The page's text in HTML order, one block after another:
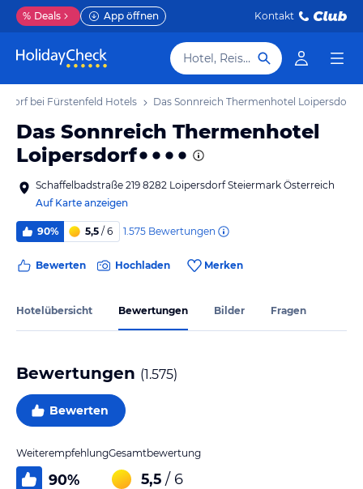
% Deals App öffnen Kontakt
Hotel, Reiseziel
bei Fürstenfeld Hotels Das Sonnreich Thermenhotel Loipersdorf
Das Sonnreich Thermenhotel
Loipersdorf
Schaffelbadstraße 219 8282 Loipersdorf Steiermark Österreich
Auf Karte anzeigen
90% 5,5 / 6 1.575 Bewertungen
Bewerten Hochladen Merken
Hotelübersicht Bewertungen Bilder Fragen
Bewertungen (1.575)
Bewerten
Weiterempfehlung
90%
Gesamtbewertung
5,5 / 6